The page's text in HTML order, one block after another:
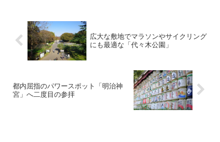
広大な敷地でマラソンやサイクリング
にも最適な「代々木公園」
都内屈指のパワースポット「明治神
宮」へ二度目の参拝